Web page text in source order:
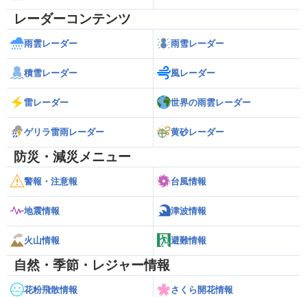
レーダーコンテンツ
雨雲レーダー 雨雪レーダー
積雪レーダー 風レーダー
雷レーダー 世界の雨雲レーダー
ゲリラ雷雨レーダー 黄砂レーダー
防災・減災メニュー
警報・注意報 台風情報
地震情報 津波情報
火山情報 避難情報
自然・季節・レジャー情報
花粉飛散情報 さくら開花情報